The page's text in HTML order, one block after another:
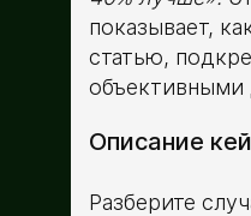
показывает,
статью,
объективными
Описание
Разберите